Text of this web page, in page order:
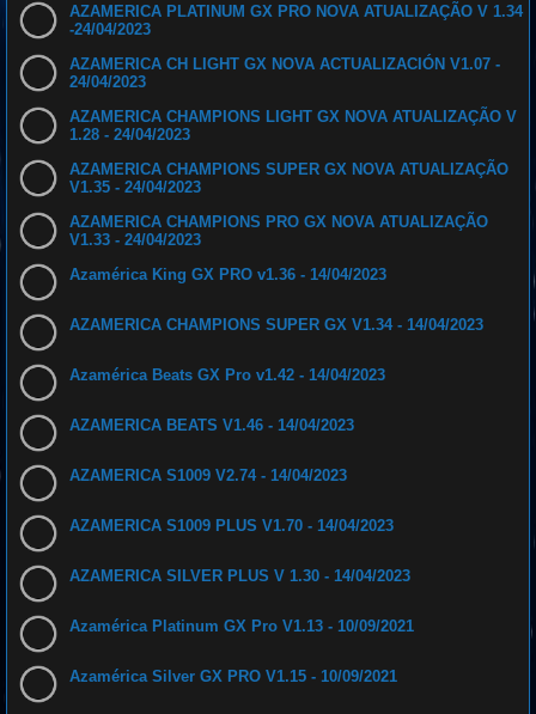
AZAMERICA PLATINUM GX PRO NOVA ATUALIZAÇÃO V 1.34
-24/04/2023
AZAMERICA CH LIGHT GX NOVA ACTUALIZACIÓN V1.07 -
24/04/2023
AZAMERICA CHAMPIONS LIGHT GX NOVA ATUALIZAÇÃO V
1.28 - 24/04/2023
AZAMERICA CHAMPIONS SUPER GX NOVA ATUALIZAÇÃO
V1.35 - 24/04/2023
AZAMERICA CHAMPIONS PRO GX NOVA ATUALIZAÇÃO
V1.33 - 24/04/2023
Azamérica King GX PRO v1.36 - 14/04/2023
AZAMERICA CHAMPIONS SUPER GX V1.34 - 14/04/2023
Azamérica Beats GX Pro v1.42 - 14/04/2023
AZAMERICA BEATS V1.46 - 14/04/2023
AZAMERICA S1009 V2.74 - 14/04/2023
AZAMERICA S1009 PLUS V1.70 - 14/04/2023
AZAMERICA SILVER PLUS V 1.30 - 14/04/2023
Azamérica Platinum GX Pro V1.13 - 10/09/2021
Azamérica Silver GX PRO V1.15 - 10/09/2021